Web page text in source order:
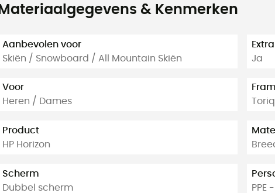
Materiaalgegevens & Kenmerken
Aanbevolen voor
Skiën / Snowboard / All Mountain Skiën
Voor
Heren / Dames
Product
HP Horizon
Scherm
Dubbel scherm
Ja
PPE